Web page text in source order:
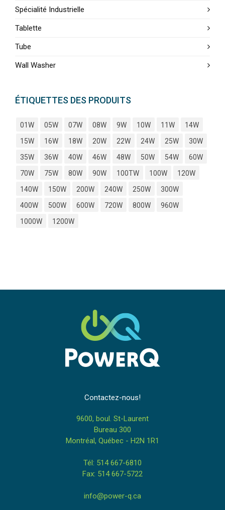
Spécialité Industrielle
Tablette
Tube
Wall Washer
ÉTIQUETTES DES PRODUITS
01W 05W 07W 08W 9W 10W 11W
14W
15W
16W 18W 20W 22W 24W 25W
30W
35W
36W 40W 46W 48W 50W 54W
60W
70W
75W 80W 90W 100TW 100W
120W
140W
150W 200W 240W 250W
300W
400W
500W 600W 720W 800W
960W
1000W
1200W
Contactez-nous!
9600, boul. St-Laurent
Bureau 300
Montréal, Québec - H2N 1R1
Tél: 514 667-6810
Fax: 514 667-5722
info@power-q.ca